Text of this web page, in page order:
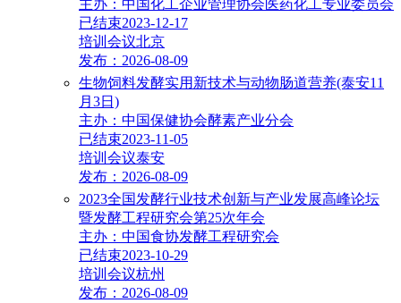
主办：中国化工企业管理协会医药化工专业委员会
已结束2023-12-17
培训会议北京
发布：2026-08-09
生物饲料发酵实用新技术与动物肠道营养(泰安11
月3日)
主办：中国保健协会酵素产业分会
已结束2023-11-05
培训会议泰安
发布：2026-08-09
2023全国发酵行业技术创新与产业发展高峰论坛
暨发酵工程研究会第25次年会
主办：中国食协发酵工程研究会
已结束2023-10-29
培训会议杭州
发布：2026-08-09